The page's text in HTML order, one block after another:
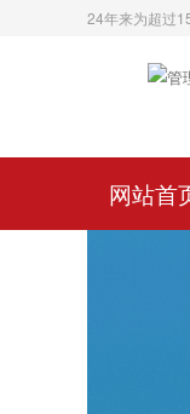
24年来为超过
网站首